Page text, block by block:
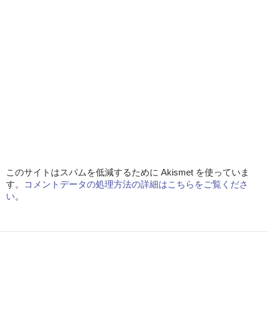
このサイトはスパムを低減するために Akismet を使っていま
す。
コメントデータの処理方法の詳細はこちらをご覧くださ
い。